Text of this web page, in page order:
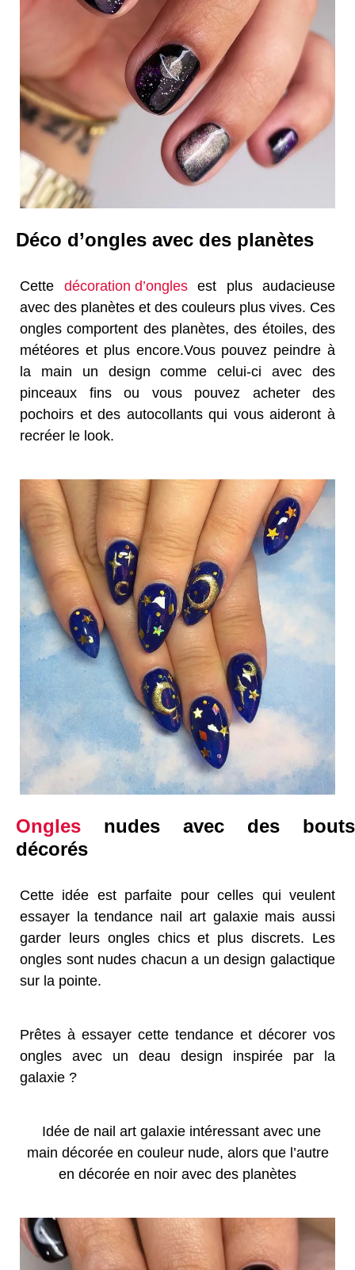
Déco d’ongles avec des planètes
Cette décoration d’onglesest plus audacieuse
avec des planètes et des couleurs plus vives. Ces
ongles comportent des planètes, des étoiles, des
météores et plus encore.Vous pouvez peindre à
la main un design comme celui-ci avec des
pinceaux fins ou vous pouvez acheter des
pochoirs et des autocollants qui vous aideront à
recréer le look.
Ongles nudes avec des bouts
décorés
Cette idée est parfaite pour celles qui veulent
essayer la tendance nail art galaxie mais aussi
garder leurs ongles chics et plus discrets. Les
ongles sont nudes chacun a un design galactique
sur la pointe.
Prêtes à essayer cette tendance et décorer vos
ongles avec un deau design inspirée par la
galaxie ?
Idée de nail art galaxie intéressant avec une
main décorée en couleur nude, alors que l’autre
en décorée en noir avec des planètes